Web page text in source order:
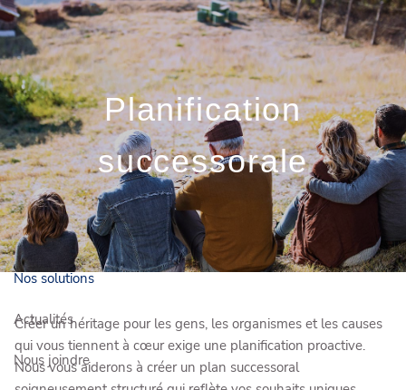
Skip to main content
Prendre rendez-vous
Connexion client
Qui sommes-nous?
Comment vous aider?
Nos solutions
Actualités
Nous joindre
Planification
successorale
Créer un héritage pour les gens, les organismes et les causes
qui vous tiennent à cœur exige une planification proactive.
Nous vous aiderons à créer un plan successoral